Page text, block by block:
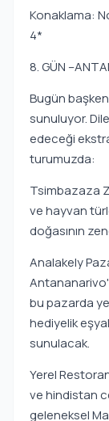
Konaklama:
4*
8. GÜN
Bugün
sunuluyor.
edeceği
turumuzda:
Tsimbazaza
ve hayvan
doğasının
Analakely
bu pazarda
hediyelik
sunulacak.
Yerel
ve hindistan
geleneksel